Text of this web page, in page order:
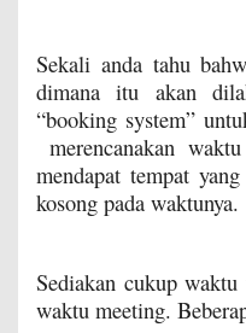
Sekali anda tahu
dimana itu akan
“booking system”
merencanakan
mendapat tempat
kosong pada waktunya.
Sediakan cukup
waktu meeting.